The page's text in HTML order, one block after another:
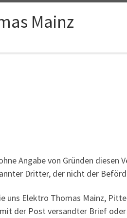
Mainz
Angabe von Gründen
Dritter, der nicht der
uns Elektro Thomas Mainz,
der Post versandter Brief